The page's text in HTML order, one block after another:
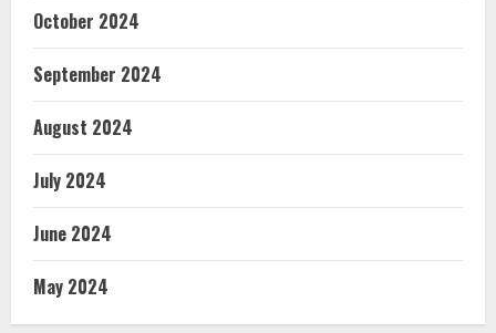
October 2024
September 2024
August 2024
July 2024
June 2024
May 2024